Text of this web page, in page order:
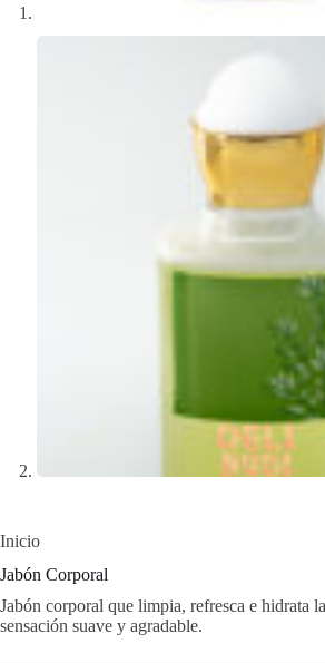
Inicio
Jabón Corporal
Jabón corporal que limpia, refresca e hidrata
sensación suave y agradable.